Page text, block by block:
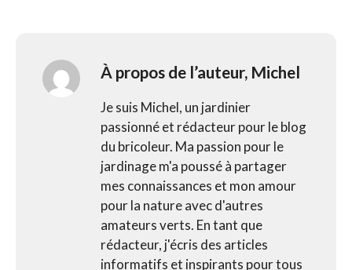
À propos de l’auteur, Michel
Je suis Michel, un jardinier
passionné et rédacteur pour le blog
du bricoleur. Ma passion pour le
jardinage m'a poussé à partager
mes connaissances et mon amour
pour la nature avec d'autres
amateurs verts. En tant que
rédacteur, j'écris des articles
informatifs et inspirants pour tous